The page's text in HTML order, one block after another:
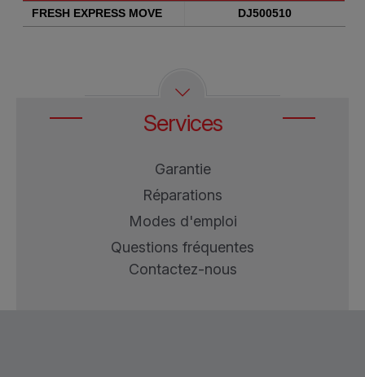
Produits
Références
FRESH EXPRESS MOVE DJ500510
Services
Garantie
Réparations
Modes d'emploi
Questions fréquentes
Contactez-nous